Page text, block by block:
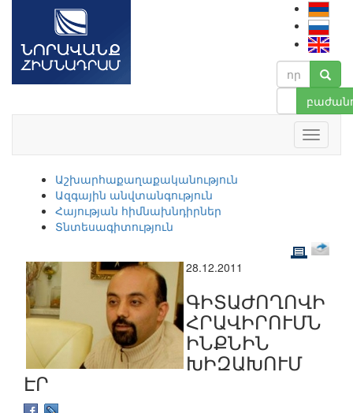
Աշխարհաքաղաքականություն
Ազգային անվտանգություն
Հայության հիմնախնդիրներ
Տնտեսագիտություն
28.12.2011
ԳԻՏԱԺՈՂՈՎԻ
ՀՐԱՎԻՐՈՒՄՆ
ԻՆՔՆԻՆ
ԽԻԶԱԽՈՒՄ
ԷՐ